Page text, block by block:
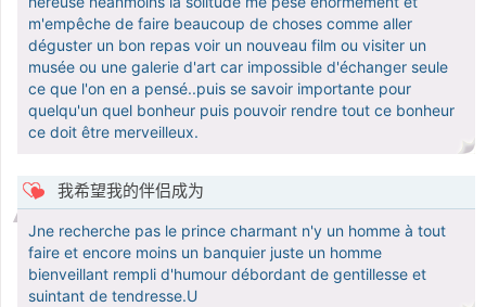
m'empêche de faire beaucoup de choses comme aller
déguster un bon repas voir un nouveau film ou visiter un
musée ou une galerie d'art car impossible d'échanger seule
ce que l'on en a pensé..puis se savoir importante pour
quelqu'un quel bonheur puis pouvoir rendre tout ce bonheur
ce doit être merveilleux.
我希望我的伴侣成为
Jne recherche pas le prince charmant n'y un homme à tout
faire et encore moins un banquier juste un homme
bienveillant rempli d'humour débordant de gentillesse et
suintant de tendresse.U